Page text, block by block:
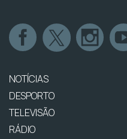
NOTÍCIAS
DESPORTO
TELEVISÃO
RÁDIO